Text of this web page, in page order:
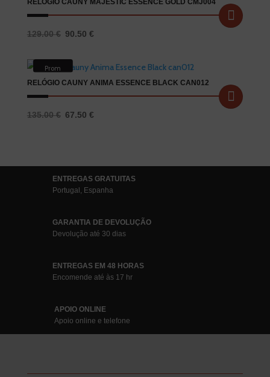
RELÓGIO CAUNY MAJESTIC ESSENCE GOLD CMJ004
129.00€ O
original
era:
129.00 €.
90.50 €
é:
90.50 €.
Prom
oção!
RELÓGIO CAUNY ANIMA ESSENCE BLACK CAN012
135.00€ O
67.50 €
ENTREGAS GRATUITAS
Portugal, Espanha
GARANTIA DE DEVOLUÇÃO
Devolução até 30 dias
ENTREGAS EM 48 HORAS
Encomende até às 17 hr
APOIO ONLINE
Apoio online e telefone